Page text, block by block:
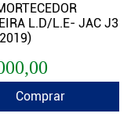
L.D/L.E- JAC J3
Comprar